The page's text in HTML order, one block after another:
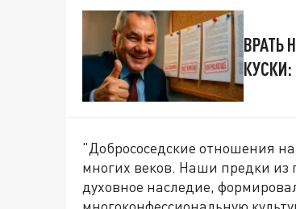
ВРАТЬ
"Добрососедские отношения
многих веков. Наши предки из
духовное наследие,